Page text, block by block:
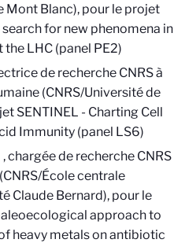
Mont Blanc), pour le projet
for new phenomena in
LHC (panel PE2)
de recherche CNRS à
(CNRS/Université de
SENTINEL - Charting Cell
Immunity (panel LS6)
, chargée de recherche CNRS
École centrale
Claude Bernard), pour le
approach to
heavy metals on antibiotic